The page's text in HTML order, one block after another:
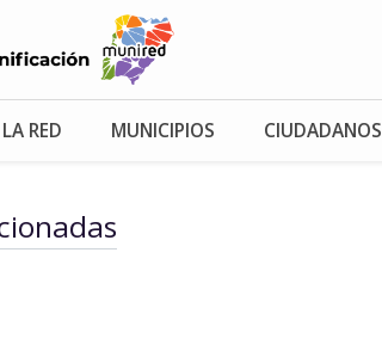
RED MUNICIPIOS CIUDADANOS